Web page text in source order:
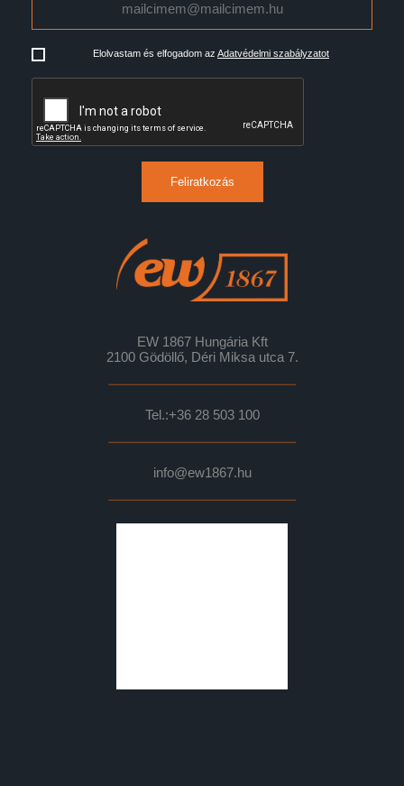
Elolvastam és elfogadom az Adatvédelmi szabályzatot
Feliratkozás
EW 1867 Hungária Kft
2100 Gödöllő, Déri Miksa utca 7.
Tel.:+36 28 503 100
info@ew1867.hu